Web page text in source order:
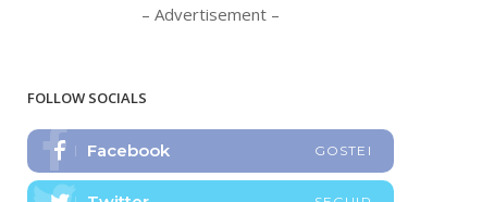
– Advertisement –
FOLLOW SOCIALS
Facebook GOSTEI